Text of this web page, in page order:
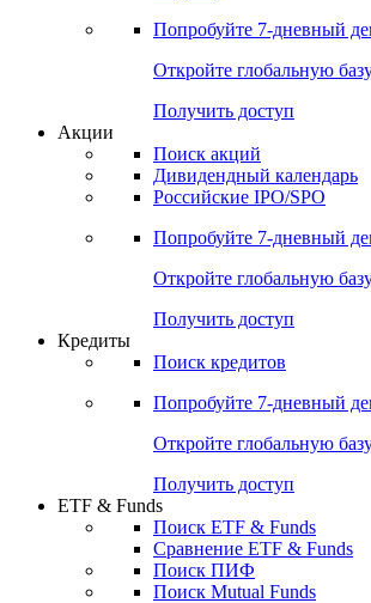
Попробуйте 7-дневный
Откройте глобальную
Получить доступ
Акции
Поиск акций
Дивидендный календарь
Российские IPO/SPO
Попробуйте 7-дневный
Откройте глобальную
Получить доступ
Кредиты
Поиск кредитов
Попробуйте 7-дневный
Откройте глобальную
Получить доступ
ETF & Funds
Поиск ETF & Funds
Сравнение ETF & Funds
Поиск ПИФ
Поиск Mutual Funds